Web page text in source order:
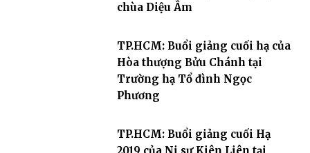
chùa Diệu Âm
TP.HCM: Buổi giảng cuối hạ của
Hòa thượng Bửu Chánh tại
Trường hạ Tổ đình Ngọc
Phương
TP.HCM: Buổi giảng cuối Hạ